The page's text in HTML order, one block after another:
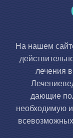
На нашем
лечения
дающие
необходимую